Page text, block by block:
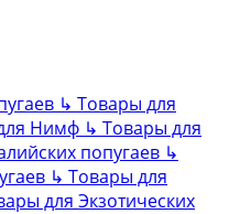
↳ Товары для
Нимф ↳ Товары для
попугаев ↳
↳ Товары для
для Экзотических